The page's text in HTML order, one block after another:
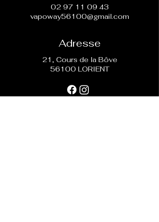
02 97 11 09 43
vapoway56100@gmail.com
Adresse
21, Cours de la Bôve
56100 LORIENT